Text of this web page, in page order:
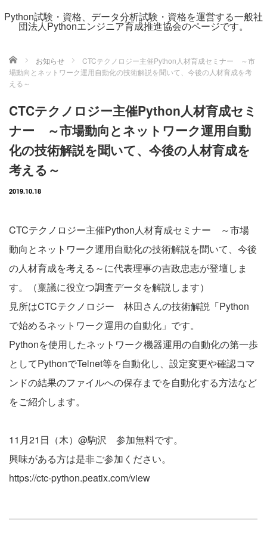
Python試験・資格、データ分析試験・資格を運営する一般社
団法人Pythonエンジニア育成推進協会のページです。
ホーム お知らせ
CTCテクノロジー主催Python人材育成セミナー ～市
場動向とネットワーク運用自動化の技術解説を聞いて、今後の人材育成を考
える～
CTCテクノロジー主催Python人材育成セミ
ナー ～市場動向とネットワーク運用自動
化の技術解説を聞いて、今後の人材育成を
考える～
2019.10.18
CTCテクノロジー主催Python人材育成セミナー ～市場
動向とネットワーク運用自動化の技術解説を聞いて、今後
の人材育成を考える～に代表理事の吉政忠志が登壇しま
す。（稟議に役立つ調査データを解説します）
見所はCTCテクノロジー 林田さんの技術解説「Python
で始めるネットワーク運用の自動化」です。
Pythonを使用したネットワーク機器運用の自動化の第一歩
としてPythonでTelnet等を自動化し、設定変更や確認コマ
ンドの結果のファイルへの保存までを自動化する方法など
をご紹介します。
11月21日（木）@駒沢 参加無料です。
興味がある方は是非ご参加ください。
https://ctc-python.peatix.com/view